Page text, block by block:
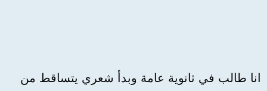
انا طالب في ثانوية عامة وبدأ شعري يتساقط من